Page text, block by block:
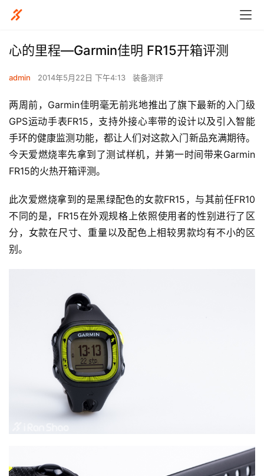
心的里程—Garmin佳明 FR15开箱评测
admin 2014年5月22日 下午4:13 装备测评
两周前，Garmin佳明毫无前兆地推出了旗下最新的入门级
GPS运动手表FR15，支持外接心率带的设计以及引入智能
手环的健康监测功能，都让人们对这款入门新品充满期待。
今天爱燃烧率先拿到了测试样机，并第一时间带来Garmin
FR15的火热开箱评测。
此次爱燃烧拿到的是黑绿配色的女款FR15，与其前任FR10
不同的是，FR15在外观规格上依照使用者的性别进行了区
分，女款在尺寸、重量以及配色上相较男款均有不小的区
别。